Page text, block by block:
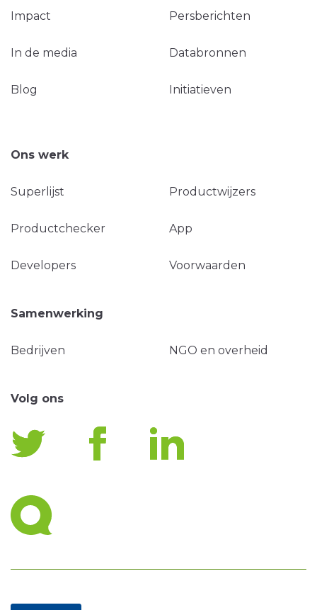
Impact Persberichten
In de media Databronnen
Blog Initiatieven
Ons werk
Superlijst Productwijzers
Productchecker App
Developers Voorwaarden
Samenwerking
Bedrijven NGO en overheid
Volg ons